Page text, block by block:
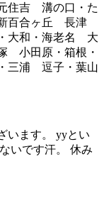
住吉 溝の口・た
百合ヶ丘 長津
大和・海老名 大
小田原・箱根・
三浦 逗子・葉山
います。 yyとい
いです汗。 休み